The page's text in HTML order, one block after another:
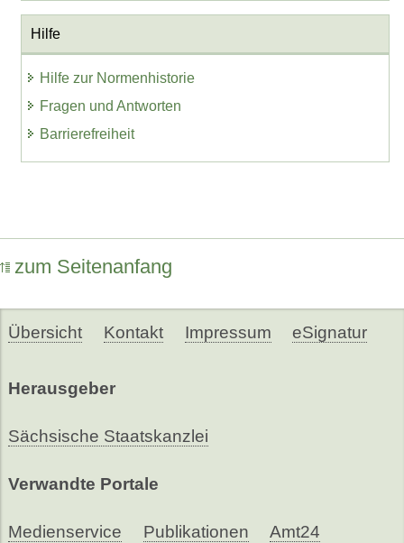
Hilfe
Hilfe zur Normenhistorie
Fragen und Antworten
Barrierefreiheit
zum Seitenanfang
Übersicht Kontakt Impressum eSignatur
Herausgeber
Sächsische Staatskanzlei
Verwandte Portale
Medienservice Publikationen Amt24